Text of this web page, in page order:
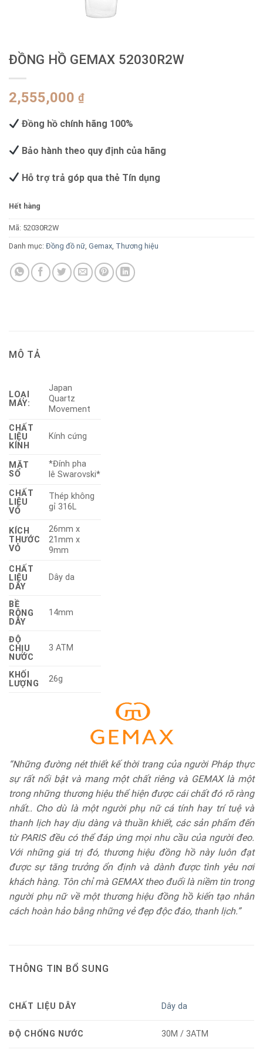
ĐỒNG HỒ GEMAX 52030R2W
2,555,000 ₫
Đồng hồ chính hãng 100%
Bảo hành theo quy định của hãng
Hỗ trợ trả góp qua thẻ Tín dụng
Hết hàng
Mã: 52030R2W
Danh mục: Đồng đồ nữ, Gemax, Thương hiệu
MÔ TẢ
LOẠI
MÁY:
Japan
Quartz
Movement
CHẤT
LIỆU
KÍNH
Kính cứng
MẶT
SỐ
*Đính pha
lê Swarovski*
CHẤT
LIỆU
VỎ
Thép không
gỉ 316L
KÍCH
THƯỚC
VỎ
26mm x
21mm x
9mm
CHẤT
LIỆU
DÂY
Dây da
BỀ
RỘNG
DÂY
14mm
ĐỘ
CHỊU
NƯỚC
3 ATM
KHỐI
LƯỢNG
26g
“Những đường nét thiết kế thời trang của người Pháp thực
sự rất nổi bật và mang một chất riêng và GEMAX là một
trong những thương hiệu thể hiện được cái chất đó rõ ràng
nhất.. Cho dù là một người phụ nữ cá tính hay trí tuệ và
thanh lịch hay dịu dàng và thuần khiết, các sản phẩm đến
từ PARIS đều có thể đáp ứng mọi nhu cầu của người đeo.
Với những giá trị đó, thương hiệu đồng hồ này luôn đạt
được sự tăng trưởng ổn định và dành được tình yêu nơi
khách hàng. Tôn chỉ mà GEMAX theo đuổi là niềm tin trong
người phụ nữ về một thương hiệu đồng hồ kiến tạo nhân
cách hoàn hảo bằng những vẻ đẹp độc đáo, thanh lịch.”
THÔNG TIN BỔ SUNG
CHẤT LIỆU DÂY Dây da
ĐỘ CHỐNG NƯỚC 30M / 3ATM